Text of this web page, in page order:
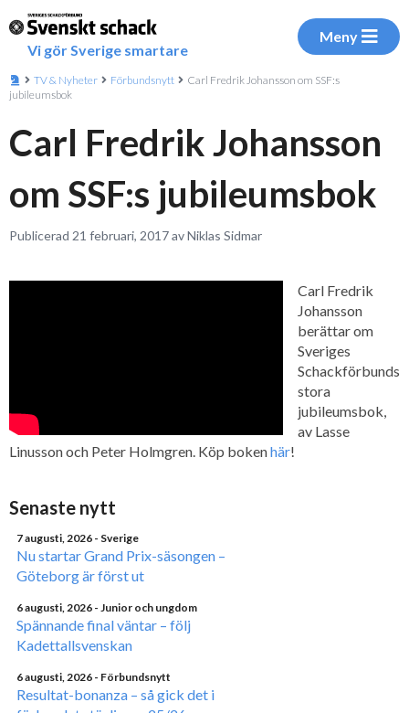
Vi gör Sverige smartare
Meny
TV & Nyheter Förbundsnytt
Carl Fredrik Johansson om SSF:s
jubileumsbok
Carl Fredrik Johansson
om SSF:s jubileumsbok
Publicerad 21 februari, 2017 av Niklas Sidmar
Carl Fredrik
Johansson
berättar om
Sveriges
Schackförbunds
stora
jubileumsbok,
av Lasse
Linusson och Peter Holmgren. Köp bokenhär!
Senaste nytt
7 augusti, 2026 - Sverige
Nu startar Grand Prix-säsongen –
Göteborg är först ut
6 augusti, 2026 - Junior och ungdom
Spännande final väntar – följ
Kadettallsvenskan
6 augusti, 2026 - Förbundsnytt
Resultat-bonanza – så gick det i